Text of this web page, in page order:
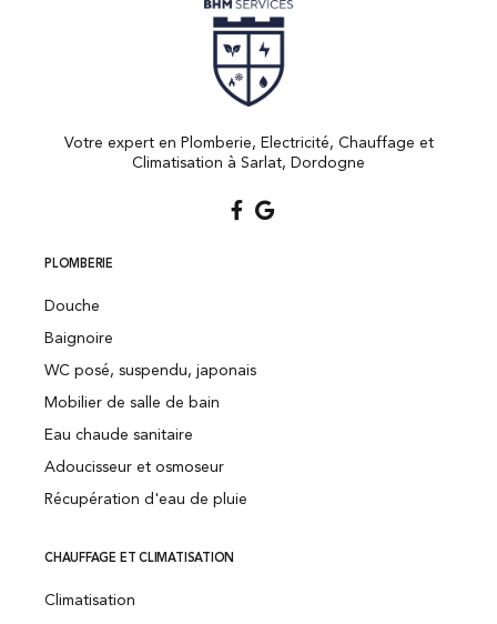
Votre expert en Plomberie, Electricité, Chauffage et
Climatisation à Sarlat, Dordogne
PLOMBERIE
Douche
Baignoire
WC posé, suspendu, japonais
Mobilier de salle de bain
Eau chaude sanitaire
Adoucisseur et osmoseur
Récupération d'eau de pluie
CHAUFFAGE ET CLIMATISATION
Climatisation